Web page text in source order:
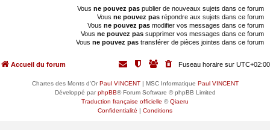
Vous ne pouvez pas publier de nouveaux sujets dans ce forum
Vous ne pouvez pas répondre aux sujets dans ce forum
Vous ne pouvez pas modifier vos messages dans ce forum
Vous ne pouvez pas supprimer vos messages dans ce forum
Vous ne pouvez pas transférer de pièces jointes dans ce forum
Accueil du forum Fuseau horaire sur UTC+02:00
Chartes des Monts d'OrPaul VINCENT| MSC Informatique Paul VINCENT
Développé parphpBB® Forum Software © phpBB Limited
Traduction française officielle ©Qiaeru
Confidentialité | Conditions